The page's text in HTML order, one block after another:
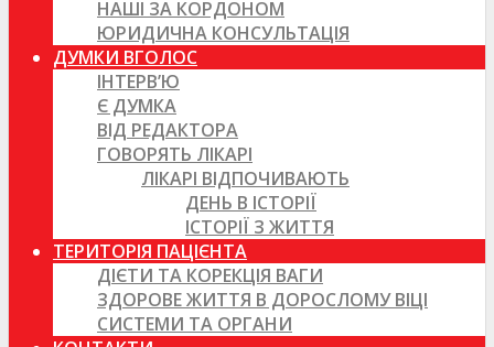
НАШІ ЗА КОРДОНОМ
ЮРИДИЧНА КОНСУЛЬТАЦІЯ
ДУМКИ ВГОЛОС
ІНТЕРВ’Ю
Є ДУМКА
ВІД РЕДАКТОРА
ГОВОРЯТЬ ЛІКАРІ
ЛІКАРІ ВІДПОЧИВАЮТЬ
ДЕНЬ В ІСТОРІЇ
ІСТОРІЇ З ЖИТТЯ
ТЕРИТОРІЯ ПАЦІЄНТА
ДІЄТИ ТА КОРЕКЦІЯ ВАГИ
ЗДОРОВЕ ЖИТТЯ В ДОРОСЛОМУ ВІЦІ
СИСТЕМИ ТА ОРГАНИ